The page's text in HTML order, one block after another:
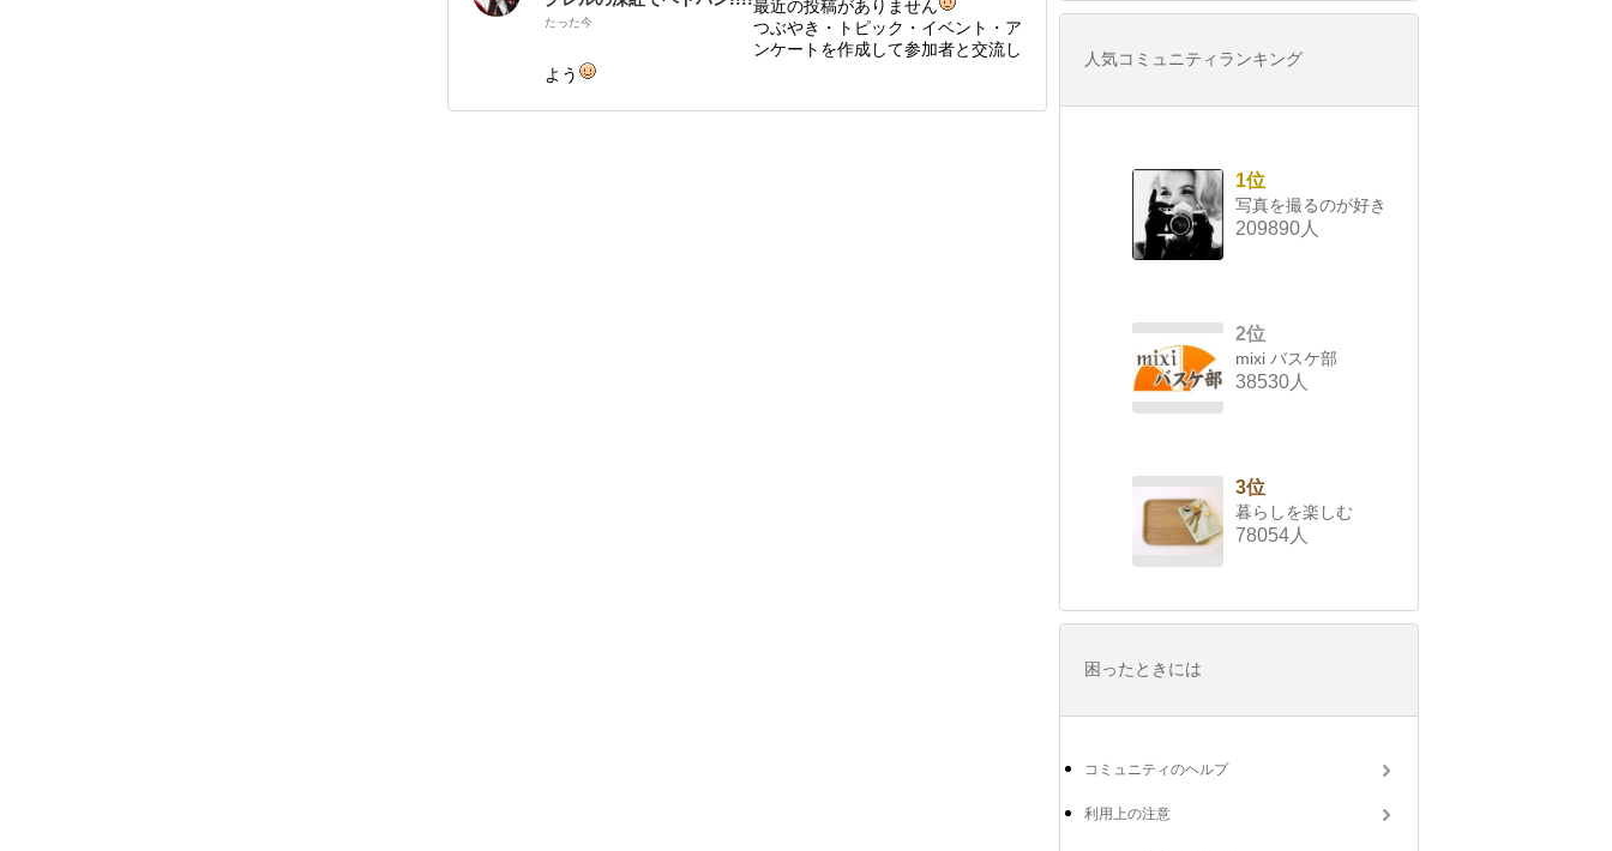
たった今
最近の投稿がありません
つぶやき・トピック・イベント・ア
ンケートを作成して参加者と交流し
よう
人気コミュニティランキング
1位
写真を撮るのが好き
209890人
2位
mixi バスケ部
38530人
3位
暮らしを楽しむ
78054人
困ったときには
コミュニティのヘルプ
利用上の注意